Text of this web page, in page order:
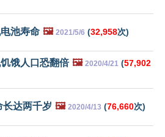
池寿命 🖼️ 2021/5/6 (32,958次)
饿人口恐翻倍 🖼️ 2020/4/21 (57,902
长达两千岁 🖼️ 2020/4/13 (76,660次)